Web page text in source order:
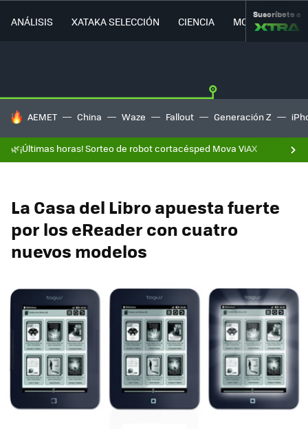
ANÁLISIS XATAKA SELECCIÓN CIENCIA MOVILIDAD
Suscríbete a
HOY SE HABLA DE
AEMET China Waze Fallout Generación Z
🌿¡Últimas horas! Sorteo de robot cortacésped Mova ViAX
La Casa del Libro apuesta fuerte
por los eReader con cuatro
nuevos modelos